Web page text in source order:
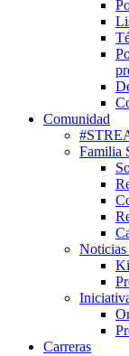
Comunidad
Familia
Carreras